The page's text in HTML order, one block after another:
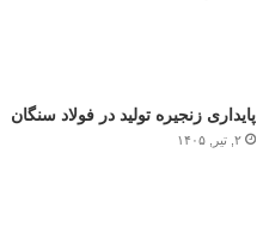
پایداری زنجیره تولید در فولاد سنگان
۲, تیر, ۱۴۰۵